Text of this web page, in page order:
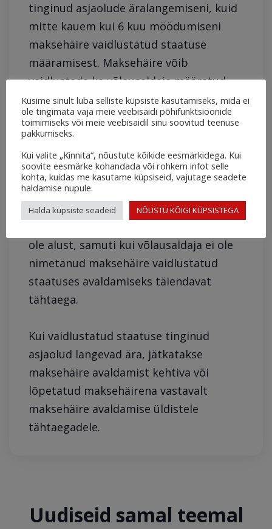
tinginud asjaolude äralangemiseni, kuid
mitte kauem kui 6 kuu möödumiseni
maksehäire vaidlustatud staatuse
määramisest. Maksehäire võib
vaidlustada ka võlausaldaja määratud
tähtajaks.
Vaidlustatud staatuses maksehäire
kustutatakse hiljemalt 6 kuu
möödumisel maksehäire
vaidlustamisest, kui selgub, et
maksehäire edasiseks avaldamiseks, sh
ole alust, samuti kui võlausaldaja ei ole
nimetanud maksehäire vaidlustatud
staatuses avaldamiseks täiendavat
tähtaega.
Kui vaidlustatud staatuse tinginud
asjaolud langevad ära, jätkatakse
maksehäire avaldamist kehtiva või
lõpetatud maksehäirena vastavalt
maksehäire avaldamise üldistele
tähtaegadele.
Uudiseid samal teemal
Küsime sinult luba selliste küpsiste kasutamiseks, mida ei
ole tingimata vaja meie veebisaidi põhifunktsioonide
toimimiseks või meie veebisaidil sinu soovitud teenuse
pakkumiseks.
Kui valite „Kinnita“, nõustute kõikide eesmärkidega. Kui
soovite eesmärke kohandada või rohkem infot selle
kohta, kuidas me kasutame küpsiseid, vajutage seadete
haldamise nupule.
Halda küpsiste seadeid NÕUSTU KÕIGI KÜPSISTEGA